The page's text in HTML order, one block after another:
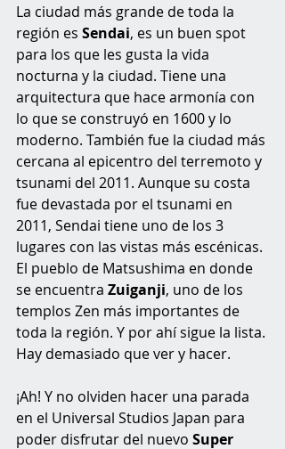
La ciudad más grande de toda la
región es Sendai, es un buen spot
para los que les gusta la vida
nocturna y la ciudad. Tiene una
arquitectura que hace armonía con
lo que se construyó en 1600 y lo
moderno. También fue la ciudad más
cercana al epicentro del terremoto y
tsunami del 2011. Aunque su costa
fue devastada por el tsunami en
2011, Sendai tiene uno de los 3
lugares con las vistas más escénicas.
El pueblo de Matsushima en donde
se encuentra Zuiganji, uno de los
templos Zen más importantes de
toda la región. Y por ahí sigue la lista.
Hay demasiado que ver y hacer.
¡Ah! Y no olviden hacer una parada
en el Universal Studios Japan para
poder disfrutar del nuevo Super